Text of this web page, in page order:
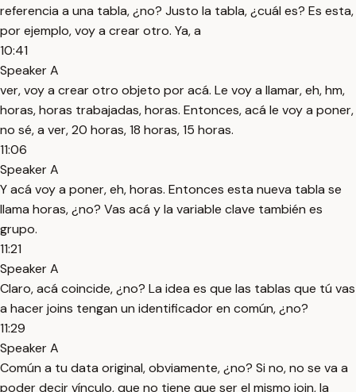
referencia a una tabla, ¿no? Justo la tabla, ¿cuál es? Es esta,
por ejemplo, voy a crear otro. Ya, a
10:41
Speaker A
ver, voy a crear otro objeto por acá. Le voy a llamar, eh, hm,
horas, horas trabajadas, horas. Entonces, acá le voy a poner,
no sé, a ver, 20 horas, 18 horas, 15 horas.
11:06
Speaker A
Y acá voy a poner, eh, horas. Entonces esta nueva tabla se
llama horas, ¿no? Vas acá y la variable clave también es
grupo.
11:21
Speaker A
Claro, acá coincide, ¿no? La idea es que las tablas que tú vas
a hacer joins tengan un identificador en común, ¿no?
11:29
Speaker A
Común a tu data original, obviamente, ¿no? Si no, no se va a
poder decir vínculo, que no tiene que ser el mismo join, la